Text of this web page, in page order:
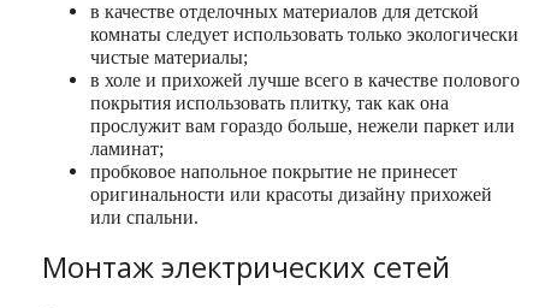
в качестве отделочных материалов для детской
комнаты следует использовать только экологически
чистые материалы;
в холе и прихожей лучше всего в качестве полового
покрытия использовать плитку, так как она
прослужит вам гораздо больше, нежели паркет или
ламинат;
пробковое напольное покрытие не принесет
оригинальности или красоты дизайну прихожей
или спальни.
Монтаж электрических сетей